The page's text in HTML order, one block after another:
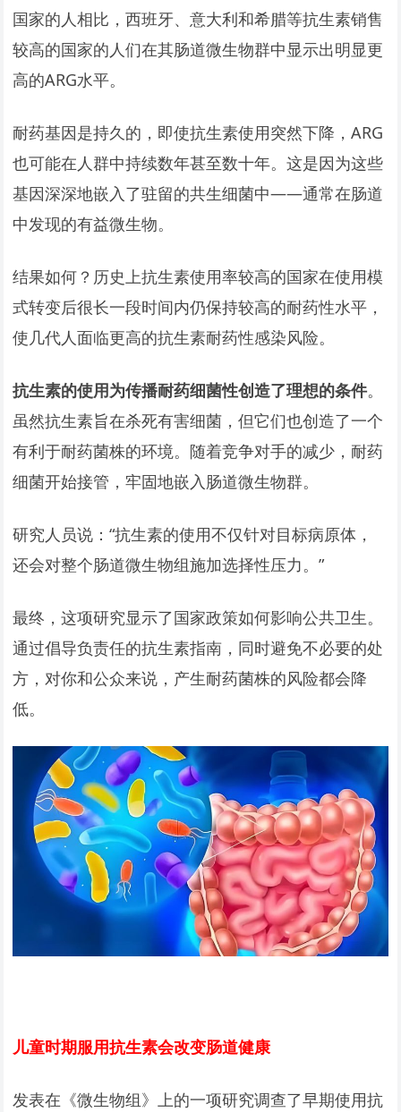
国家的人相比，西班牙、意大利和希腊等抗生素销售
较高的国家的人们在其肠道微生物群中显示出明显更
高的ARG水平。
耐药基因是持久的，即使抗生素使用突然下降，ARG
也可能在人群中持续数年甚至数十年。这是因为这些
基因深深地嵌入了驻留的共生细菌中——通常在肠道
中发现的有益微生物。
结果如何？历史上抗生素使用率较高的国家在使用模
式转变后很长一段时间内仍保持较高的耐药性水平，
使几代人面临更高的抗生素耐药性感染风险。
抗生素的使用为传播耐药细菌性创造了理想的条件。
虽然抗生素旨在杀死有害细菌，但它们也创造了一个
有利于耐药菌株的环境。随着竞争对手的减少，耐药
细菌开始接管，牢固地嵌入肠道微生物群。
研究人员说：“抗生素的使用不仅针对目标病原体，
还会对整个肠道微生物组施加选择性压力。”
最终，这项研究显示了国家政策如何影响公共卫生。
通过倡导负责任的抗生素指南，同时避免不必要的处
方，对你和公众来说，产生耐药菌株的风险都会降
低。
儿童时期服用抗生素会改变肠道健康
发表在《微生物组》上的一项研究调查了早期使用抗